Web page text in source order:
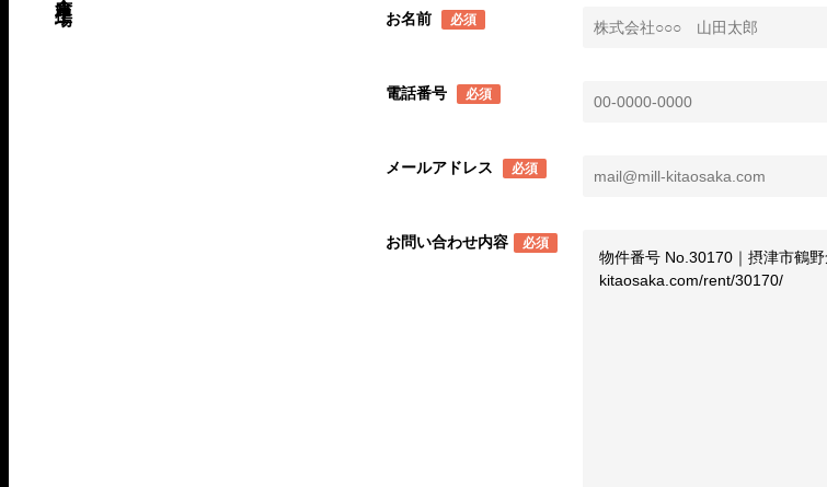
お名前 必須
電話番号 必須
メールアドレス 必須
お問い合わせ内容 必須